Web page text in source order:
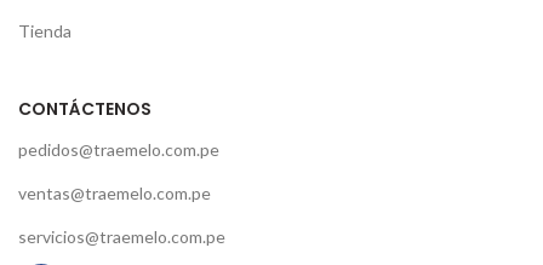
Tienda
CONTÁCTENOS
pedidos@traemelo.com.pe
ventas@traemelo.com.pe
servicios@traemelo.com.pe